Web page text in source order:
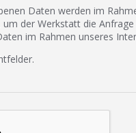
Daten werden im
der Werkstatt die
im Rahmen unseres